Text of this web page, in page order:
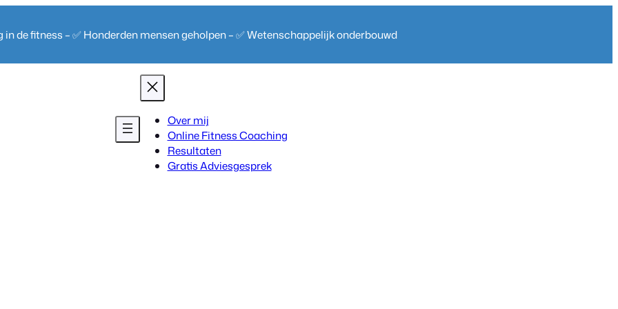
in de fitness – ✅ Honderden mensen geholpen – ✅ Wetenschappelijk onderbouwd
Over mij
Online Fitness Coaching
Resultaten
Gratis Adviesgesprek